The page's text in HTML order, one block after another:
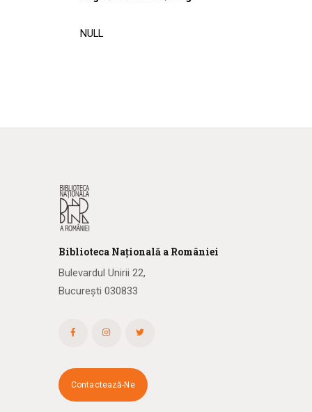
NULL
Biblioteca Națională a României
Bulevardul Unirii 22,
București 030833
Contactează-Ne